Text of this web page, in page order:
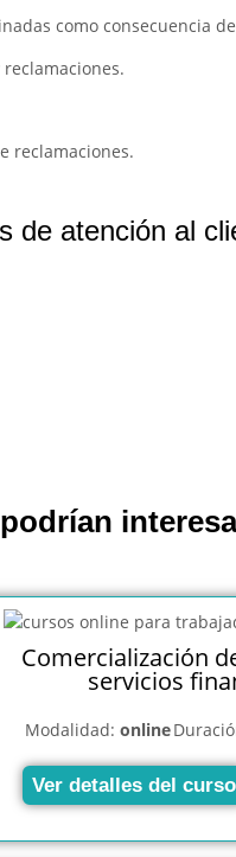
como consecuencia
reclamaciones.
de atención al
Comercialización
servicios
Modalidad: online
Ver detalles del curso